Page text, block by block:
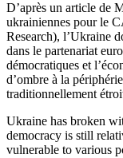
D’après un article de
ukrainiennes pour le
Research), l’Ukraine
dans le partenariat
démocratiques et
d’ombre à la
traditionnellement
Ukraine has broken
democracy is still
vulnerable to various